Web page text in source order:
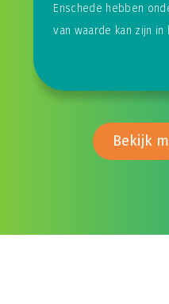
Enschede hebben
van waarde kan zijn in
Bekijk